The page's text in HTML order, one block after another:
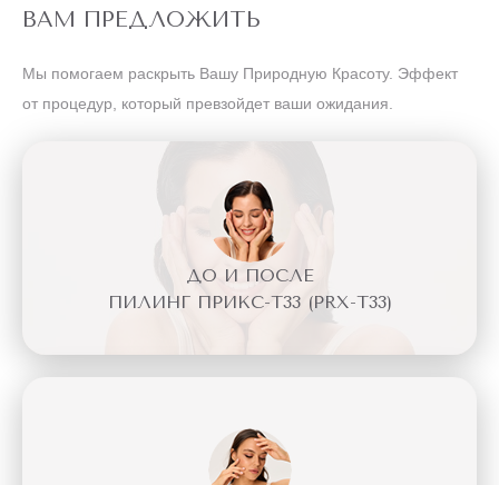
ВАМ ПРЕДЛОЖИТЬ
Мы помогаем раскрыть Вашу Природную Красоту. Эффект
от процедур, который превзойдет ваши ожидания.
ДО И ПОСЛЕ
ПИЛИНГ ПРИКС-Т33 (PRX-T33)